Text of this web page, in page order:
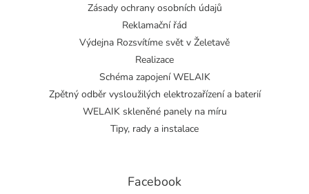
Zásady ochrany osobních údajů
Reklamační řád
Výdejna Rozsvítíme svět v Želetavě
Realizace
Schéma zapojení WELAIK
Zpětný odběr vysloužilých elektrozařízení a baterií
WELAIK skleněné panely na míru
Tipy, rady a instalace
Facebook